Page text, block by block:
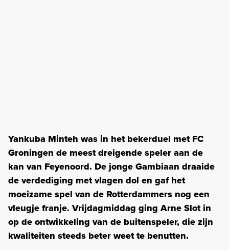
Yankuba Minteh was in het bekerduel met FC
Groningen de meest dreigende speler aan de
kan van Feyenoord. De jonge Gambiaan draaide
de verdediging met vlagen dol en gaf het
moeizame spel van de Rotterdammers nog een
vleugje franje. Vrijdagmiddag ging Arne Slot in
op de ontwikkeling van de buitenspeler, die zijn
kwaliteiten steeds beter weet te benutten.